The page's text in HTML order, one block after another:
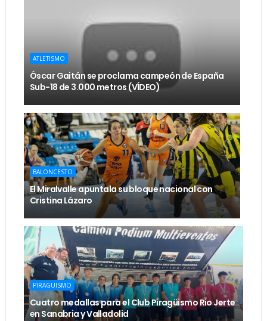
ATLETISMO
Óscar Gaitán se proclama campeón de España
Sub-18 de 3.000 metros (VÍDEO)
BALONCESTO
El Miralvalle apuntala su bloque nacional con
Cristina Lázaro
PIRAGUISMO
Cuatro medallas para el Club Piragüismo Rio Jerte
en Sanabria y Valladolid